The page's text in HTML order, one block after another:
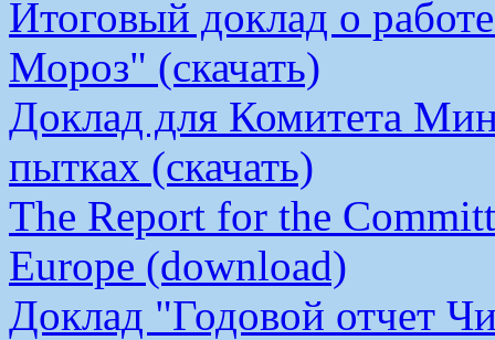
Итоговый доклад о
Мороз" (скачать)
Доклад для Комитета
пытках (скачать)
The Report for the
Europe (download)
Доклад "Годовой отчет